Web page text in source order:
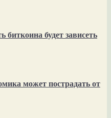
биткоина будет зависеть
может пострадать от